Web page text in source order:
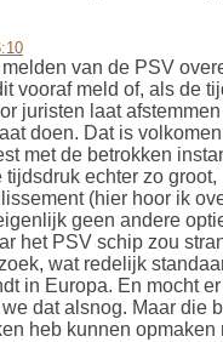
van de PSV
vooraf meld of, als de
juristen laat
doen. Dat is
met de betrokken
tijdsdruk echter zo
(hier hoor ik
geen andere
het PSV schip zou
wat redelijk
in Europa. En mocht
dat alsnog. Maar die
heb kunnen